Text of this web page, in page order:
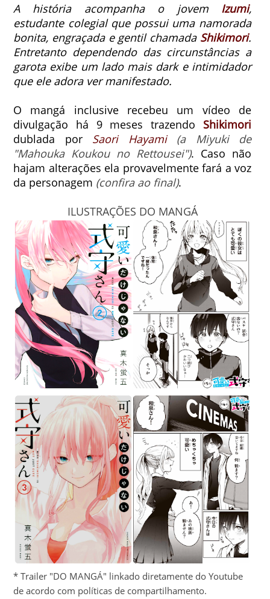
A história acompanha o jovem Izumi,
estudante colegial que possui uma namorada
bonita, engraçada e gentil chamada Shikimori.
Entretanto dependendo das circunstâncias a
garota exibe um lado mais dark e intimidador
que ele adora ver manifestado.
O mangá inclusive recebeu um vídeo de
divulgação há 9 meses trazendo Shikimori
dublada por Saori Hayami
(a Miyuki de
"Mahouka Koukou no Rettousei"). Caso não
hajam alterações ela provavelmente fará a voz
da personagem (confira ao final).
ILUSTRAÇÕES DO MANGÁ
* Trailer "DO MANGÁ" linkado diretamente do Youtube
de acordo com políticas de compartilhamento.